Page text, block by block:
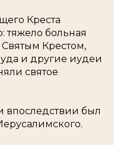
Креста
тяжело больная
Крестом,
и другие иудеи
святое
впоследствии был